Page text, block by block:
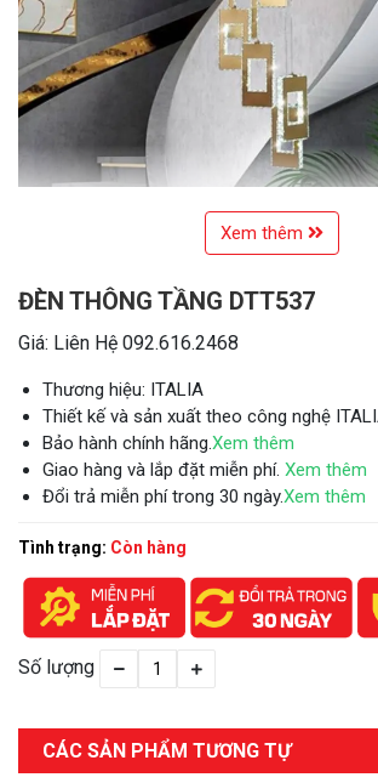
Xem thêm
ĐÈN THÔNG TẦNG DTT537
Giá: Liên Hệ 092.616.2468
Thương hiệu: ITALIA
Thiết kế và sản xuất theo công nghệ
Bảo hành chính hãng.Xem thêm
Giao hàng và lắp đặt miễn phí. Xem thêm
Đổi trả miễn phí trong 30 ngày.Xem thêm
Tình trạng: Còn hàng
Số lượng
CÁC SẢN PHẨM TƯƠNG TỰ